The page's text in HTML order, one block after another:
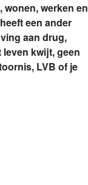
werken en
een ander
aan drug,
kwijt, geen
LVB of je